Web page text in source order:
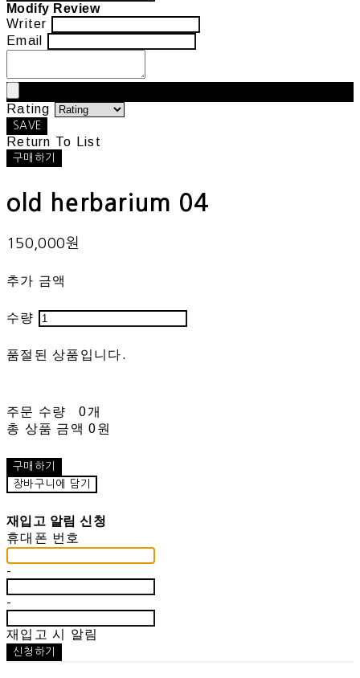
Modify Review
Writer
Email
Rating
SAVE
Return To List
구매하기
old herbarium 04
150,000원
추가 금액
수량
품절된 상품입니다.
주문 수량
0개
총 상품 금액 0원
구매하기
장바구니에 담기
재입고 알림 신청
휴대폰 번호
-
-
재입고 시 알림
신청하기